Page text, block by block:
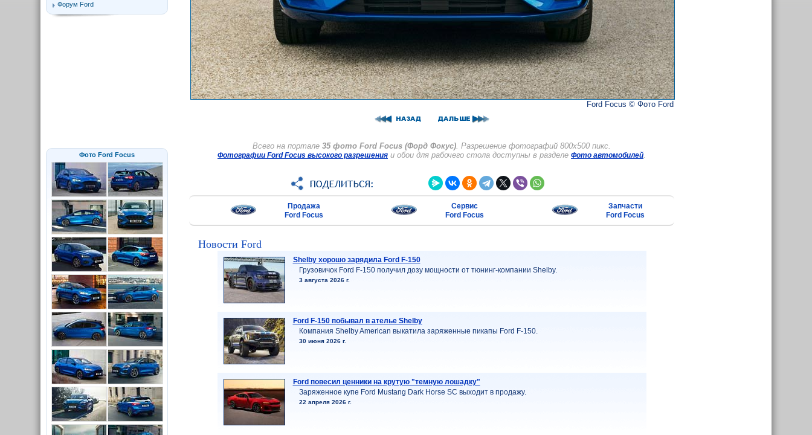
Ford Focus © Фото Ford
Всего на портале 35 фото Ford Focus (Форд Фокус). Разрешение фотографий 800x500 пикс.
Фотографии Ford Focus высокого разрешения и обои для рабочего стола доступны в разделе Фото автомобилей.
Продажа
Ford Focus
Сервис
Ford Focus
Запчасти
Ford Focus
Новости Ford
Shelby хорошо зарядила Ford F-150
Грузовичок Ford F-150 получил дозу мощности от тюнинг-компании Shelby.
3 августа 2026 г.
Ford F-150 побывал в ателье Shelby
Компания Shelby American выкатила заряженные пикапы Ford F-150.
30 июня 2026 г.
Ford повесил ценники на крутую "темную лошадку"
Заряженное купе Ford Mustang Dark Horse SC выходит в продажу.
22 апреля 2026 г.
Форум Ford
Фото Ford Focus